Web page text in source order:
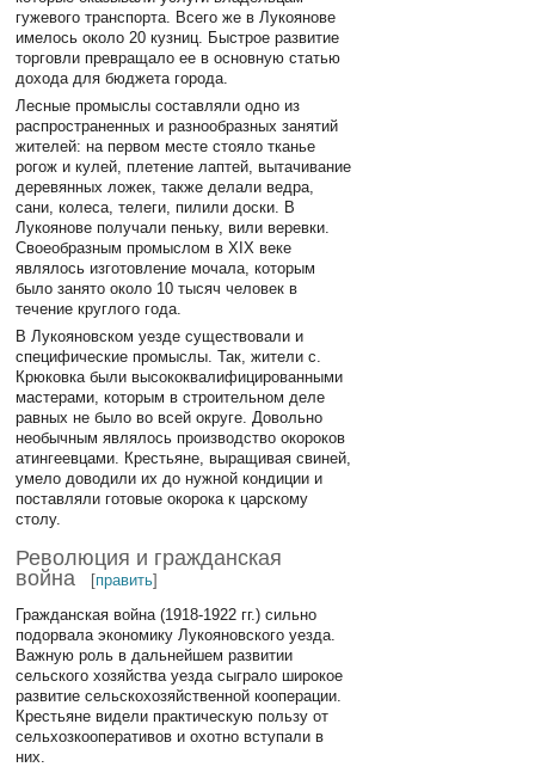
гужевого транспорта. Всего же в Лукоянове
имелось около 20 кузниц. Быстрое развитие
торговли превращало ее в основную статью
дохода для бюджета города.
Лесные промыслы составляли одно из
распространенных и разнообразных занятий
жителей: на первом месте стояло тканье
рогож и кулей, плетение лаптей, вытачивание
деревянных ложек, также делали ведра,
сани, колеса, телеги, пилили доски. В
Лукоянове получали пеньку, вили веревки.
Своеобразным промыслом в XIX веке
являлось изготовление мочала, которым
было занято около 10 тысяч человек в
течение круглого года.
В Лукояновском уезде существовали и
специфические промыслы. Так, жители с.
Крюковка были высококвалифицированными
мастерами, которым в строительном деле
равных не было во всей округе. Довольно
необычным являлось производство окороков
атингеевцами. Крестьяне, выращивая свиней,
умело доводили их до нужной кондиции и
поставляли готовые окорока к царскому
столу.
Революция и гражданская
война
[править]
Гражданская война (1918-1922 гг.) сильно
подорвала экономику Лукояновского уезда.
Важную роль в дальнейшем развитии
сельского хозяйства уезда сыграло широкое
развитие сельскохозяйственной кооперации.
Крестьяне видели практическую пользу от
сельхозкооперативов и охотно вступали в
них.